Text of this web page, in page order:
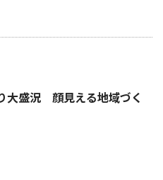
大盛況 顔見える地域づく